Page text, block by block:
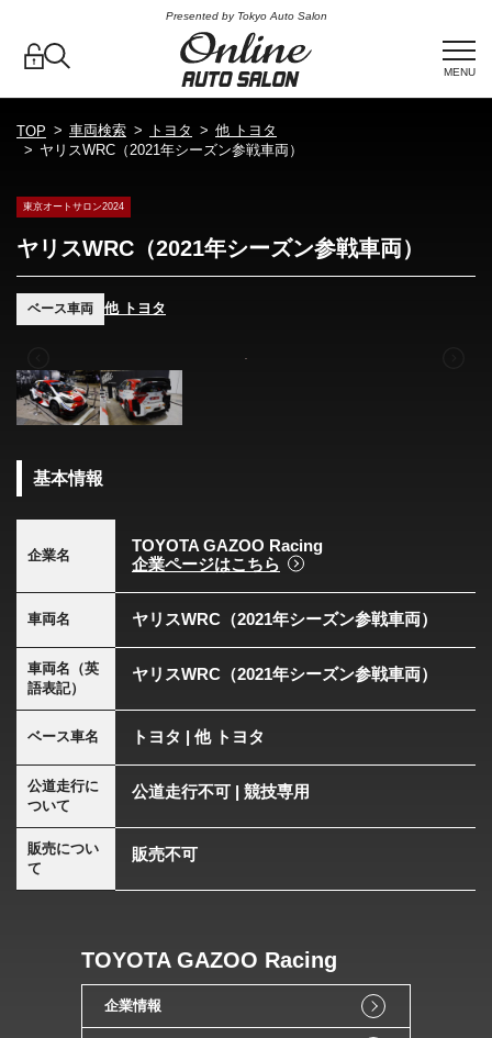
Presented by Tokyo Auto Salon
MENU
TOP 車両検索 トヨタ
他 トヨタ
ヤリスWRC（2021年シーズン参戦車両）
東京オートサロン2024
ヤリスWRC（2021年シーズン参戦車両）
ベース車両 他 トヨタ
基本情報
企業名
TOYOTA GAZOO Racing
企業ページはこちら
車両名 ヤリスWRC（2021年シーズン参戦車両）
車両名（英
語表記）
ヤリスWRC（2021年シーズン参戦車両）
ベース車名 トヨタ | 他 トヨタ
公道走行に
ついて
公道走行不可 | 競技専用
販売につい
て
販売不可
TOYOTA GAZOO Racing
企業情報